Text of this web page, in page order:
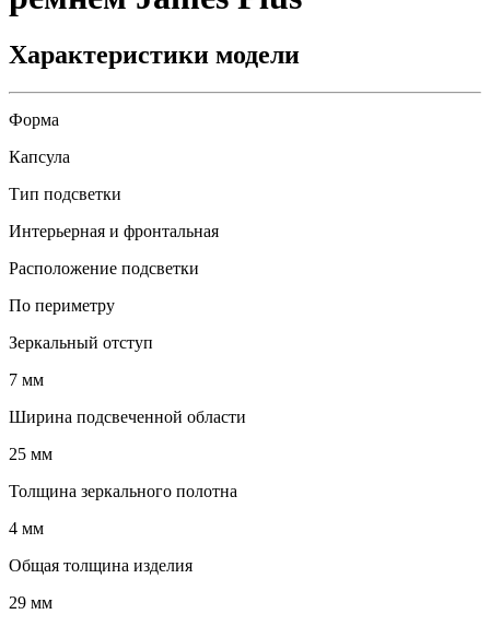
Характеристики модели
Форма
Капсула
Тип подсветки
Интерьерная и фронтальная
Расположение подсветки
По периметру
Зеркальный отступ
7 мм
Ширина подсвеченной области
25 мм
Толщина зеркального полотна
4 мм
Общая толщина изделия
29 мм